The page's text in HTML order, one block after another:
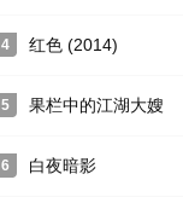
着领带仪表堂
画师金敏之结怨。乾
4 红色 (2014)
5 果栏中的江湖大嫂
6 白夜暗影